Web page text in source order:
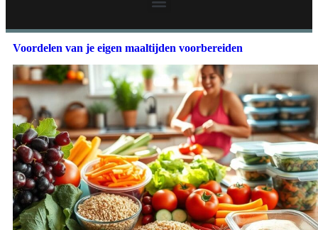
Voordelen van je eigen maaltijden voorbereiden